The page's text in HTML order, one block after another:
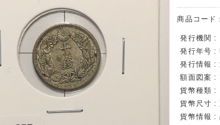
商品コード：
発行機関 :
発行年号 :
発行情報 :
額面図案 :
貨幣種類 :
貨幣尺寸 :
貨幣情報 :